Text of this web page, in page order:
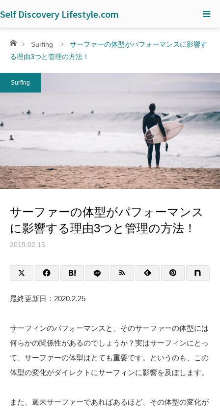
Self Discovery Lifestyle.com
ホームSurfing
サーファーの体型がパフォーマンスに影響す
る理由3つと管理の方法！
Surfing
サーファーの体型がパフォーマンス
に影響する理由3つと管理の方法！
2019.02.15
最終更新日：2020.2.25
サーフィンのパフォーマンスと、そのサーファーの体型には
何らかの関係性があるのでしょうか？実はサーフィンにとっ
て、サーファーの体型はとても重要です。というのも、この
体型の変化がダイレクトにサーフィンに影響を及ぼします。
また、週末サーファーであればあるほど、その体型の変化が